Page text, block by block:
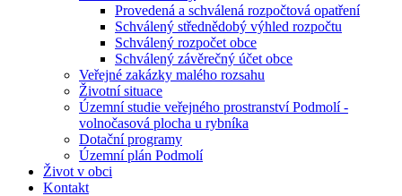
Provedená a schválená rozpočtová opatření
Schválený střednědobý výhled rozpočtu
Schválený rozpočet obce
Schválený závěrečný účet obce
Veřejné zakázky malého rozsahu
Životní situace
Územní studie veřejného prostranství Podmolí -
volnočasová plocha u rybníka
Dotační programy
Územní plán Podmolí
Život v obci
Kontakt